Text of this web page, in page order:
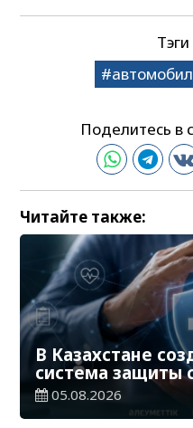
Поделитесь в
Читайте также:
В Казахстане
система защиты
необоснованных
05.08.2026